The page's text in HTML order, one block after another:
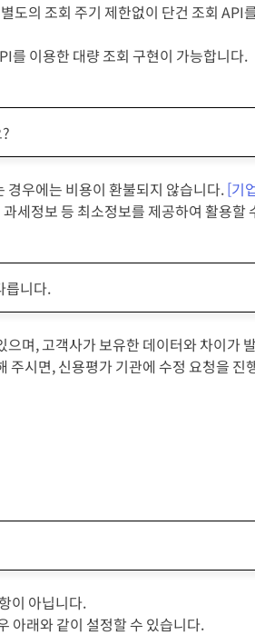
도의 조회 주기 제한없이 단건 조회 API
를 이용한 대량 조회 구현이 가능합니다.
경우에는 비용이 환불되지 않습니다.[기
세정보 등 최소정보를 제공하여 활용할
릅니다.
며, 고객사가 보유한 데이터와 차이가
시면, 신용평가 기관에 수정 요청을 진
이 아닙니다.
아래와 같이 설정할 수 있습니다.